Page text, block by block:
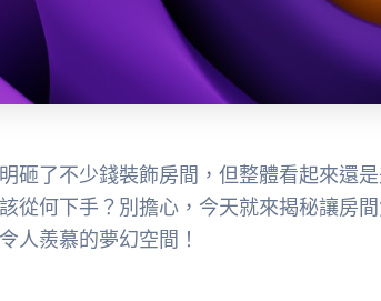
砸了不少錢裝飾房間，但整體看起來還
從何下手？別擔心，今天就來揭秘讓房
人羨慕的夢幻空間！